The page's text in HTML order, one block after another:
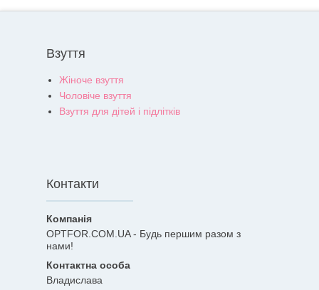
Взуття
Жіноче взуття
Чоловіче взуття
Взуття для дітей і підлітків
Контакти
OPTFOR.COM.UA - Будь першим разом з
нами!
Владислава